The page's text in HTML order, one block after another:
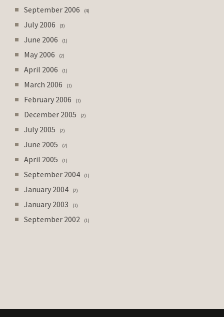
September 2006 4
July 2006 3
June 2006 1
May 2006 2
April 2006 1
March 2006 1
February 2006 1
December 2005 2
July 2005 2
June 2005 2
April 2005 1
September 2004 1
January 2004 2
January 2003 1
September 2002 1